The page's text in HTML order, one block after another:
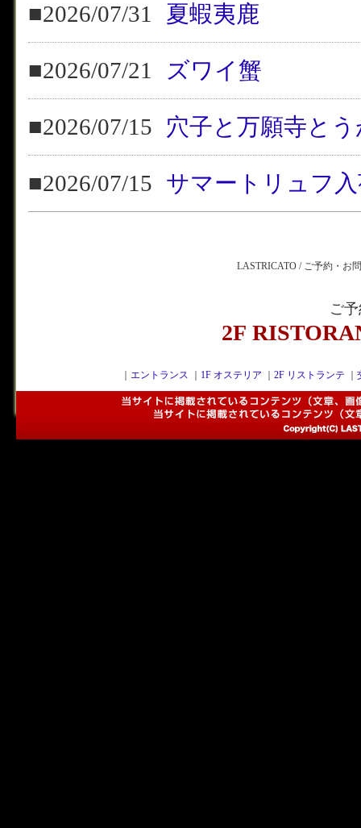
■2026/07/31 夏蝦夷鹿
■2026/07/21 ズワイ蟹
■2026/07/15 穴子と万願寺と
■2026/07/15 サマートリュフ
LASTRICATO / ご予約・お
ご
2F
エントランス 1F オステリア 2F リストランテ